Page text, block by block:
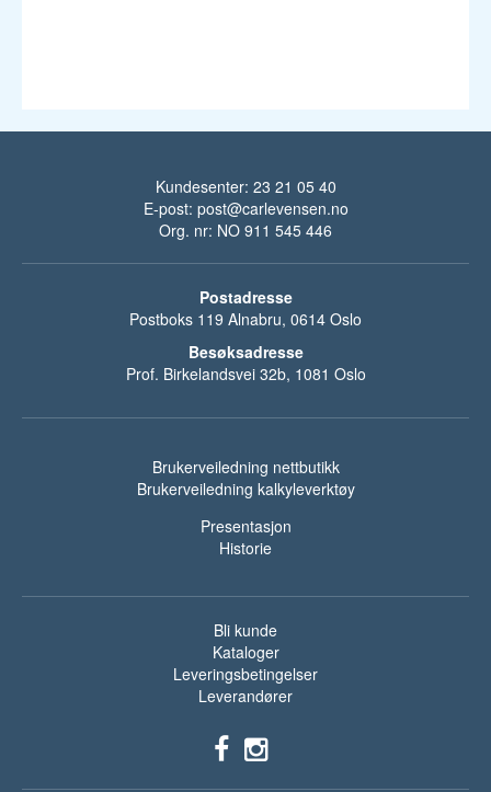
Kundesenter: 23 21 05 40
E-post: post@carlevensen.no
Org. nr: NO 911 545 446
Postadresse
Postboks 119 Alnabru, 0614 Oslo
Besøksadresse
Prof. Birkelandsvei 32b, 1081 Oslo
Brukerveiledning nettbutikk
Brukerveiledning kalkyleverktøy
Presentasjon
Historie
Bli kunde
Kataloger
Leveringsbetingelser
Leverandører